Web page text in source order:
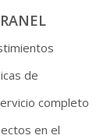
de
completo
en el